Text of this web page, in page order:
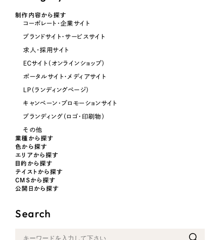
オレンジ・橙色
イエロー・黄色
ピンク・桃色
カラフル・多色
制作内容から探す
コーポレート・企業サイト
ブランドサイト・サービスサイト
求人・採用サイト
ECサイト（オンラインショップ）
ポータルサイト・メディアサイト
LP（ランディングページ）
キャンペーン・プロモーションサイト
ブランディング（ロゴ・印刷物）
その他
業種から探す
色から探す
エリアから探す
目的から探す
テイストから探す
CMSから探す
公開日から探す
Search